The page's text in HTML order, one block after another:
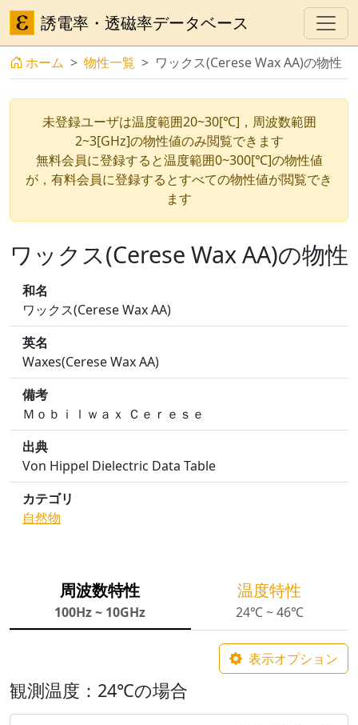
誘電率・透磁率データベース
ホーム 物性一覧 ワックス(Cerese Wax AA)の物性
未登録ユーザは温度範囲20~30[℃]，周波数範囲
2~3[GHz]の物性値のみ閲覧できます
無料会員に登録すると温度範囲0~300[℃]の物性値
が，有料会員に登録するとすべての物性値が閲覧でき
ます
ワックス(Cerese Wax AA)の物性
和名
ワックス(Cerese Wax AA)
英名
Waxes(Cerese Wax AA)
備考
Ｍｏｂｉｌｗａｘ Ｃｅｒｅｓｅ
出典
Von Hippel Dielectric Data Table
カテゴリ
自然物
周波数特性
100Hz ~ 10GHz
温度特性
24℃ ~ 46℃
表示オプション
観測温度：24℃の場合